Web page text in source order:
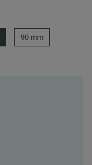
90 mm